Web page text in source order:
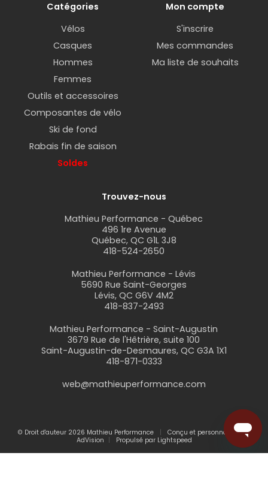
Catégories
Vélos
Casques
Hommes
Femmes
Outils et accessoires
Composantes de vélo
Ski de fond
Rabais fin de saison
Soldes
Mon compte
S'inscrire
Mes commandes
Ma liste de souhaits
Trouvez-nous
Mathieu Performance - Québec
496 1re Avenue
Québec, QC G1L 3J8
418-524-2650
Mathieu Performance - Lévis
5690 Rue Saint-Georges
Lévis, QC G6V 4M2
418-837-2493
Mathieu Performance - Saint-Augustin
3679 Rue de l'Hêtrière, suite 100
Saint-Augustin-de-Desmaures, QC G3A 1X1
418-871-0333
web@mathieuperformance.com
© Droit d'auteur 2026 Mathieu Performance
Conçu et personnalisé par
AdVision
Propulsé par Lightspeed